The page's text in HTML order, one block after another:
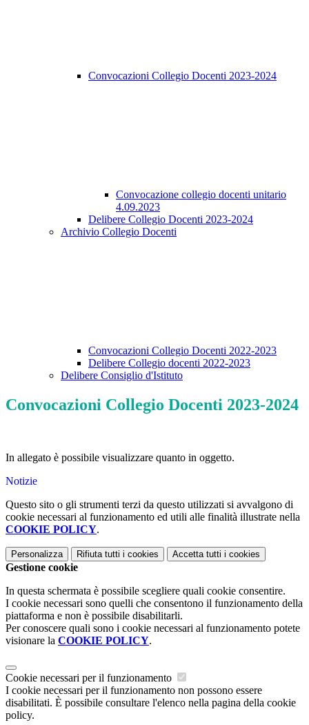
Convocazioni Collegio Docenti 2023-2024
Convocazione collegio docenti unitario
4.09.2023
Delibere Collegio Docenti 2023-2024
Archivio Collegio Docenti
Convocazioni Collegio Docenti 2022-2023
Delibere Collegio docenti 2022-2023
Delibere Consiglio d'Istituto
Convocazioni Collegio Docenti 2023-2024
In allegato è possibile visualizzare quanto in oggetto.
Notizie
Questo sito o gli strumenti terzi da questo utilizzati si avvalgono di
cookie necessari al funzionamento ed utili alle finalità illustrate nella
COOKIE POLICY.
Personalizza Rifiuta tutti i cookies Accetta tutti i cookies
Gestione cookie
In questa schermata è possibile scegliere quali cookie consentire.
I cookie necessari sono quelli che consentono il funzionamento della
piattaforma e non è possibile disabilitarli.
Per conoscere quali sono i cookie necessari al funzionamento potete
visionare la COOKIE POLICY.
Cookie necessari per il funzionamento
I cookie necessari per il funzionamento non possono essere
disabilitati. È possibile consultare l'elenco nella pagina della cookie
policy.